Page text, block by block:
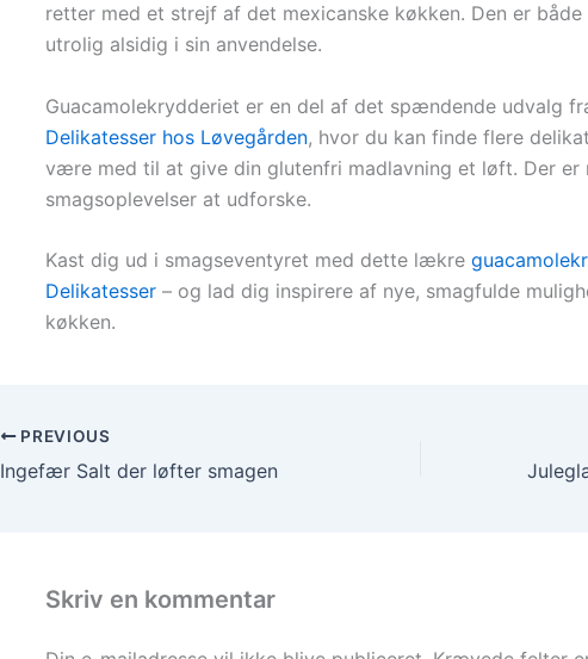
retter med et strejf af det mexicanske køkken. Den er
utrolig alsidig i sin anvendelse.
Guacamolekrydderiet er en del af det spændende udvalg
Delikatesser hos Løvegården, hvor du kan finde flere
være med til at give din glutenfri madlavning et løft. Der er
smagsoplevelser at udforske.
Kast dig ud i smagseventyret med dette lækre
Delikatesser – og lad dig inspirere af nye, smagfulde
køkken.
PREVIOUS
Ingefær Salt der løfter smagen
Skriv en kommentar